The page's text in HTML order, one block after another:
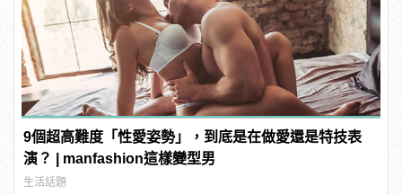
9個超高難度「性愛姿勢」，到底是在做愛還是特技表
演？ | manfashion這樣變型男
生活話題